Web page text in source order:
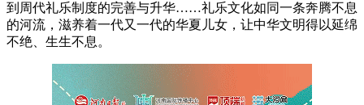
到周代礼乐制度的完善与升华……礼乐文化如同一条奔腾不息
的河流，滋养着一代又一代的华夏儿女，让中华文明得以延绵
不绝、生生不息。